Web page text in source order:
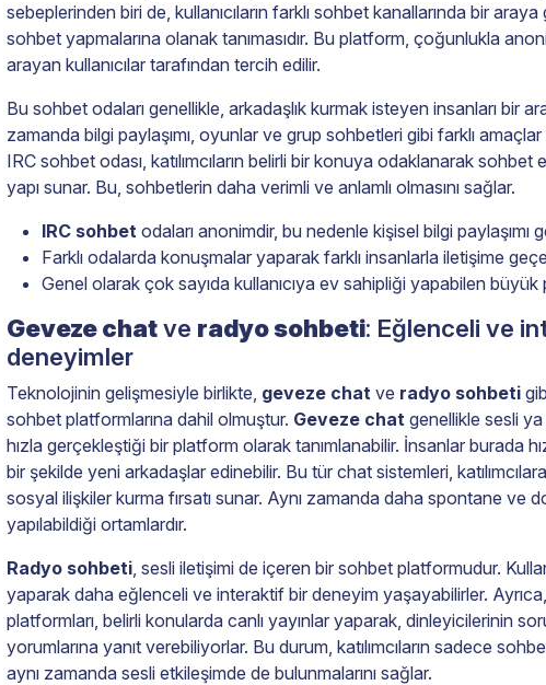
sebeplerinden biri de, kullanıcıların farklı sohbet kanallarında bir
sohbet yapmalarına olanak tanımasıdır. Bu platform, çoğunlukla
arayan kullanıcılar tarafından tercih edilir.
Bu sohbet odaları genellikle, arkadaşlık kurmak isteyen insanları bir
zamanda bilgi paylaşımı, oyunlar ve grup sohbetleri gibi farklı amaçlar
IRC sohbet odası, katılımcıların belirli bir konuya odaklanarak
yapı sunar. Bu, sohbetlerin daha verimli ve anlamlı olmasını sağlar.
IRC sohbet odaları anonimdir, bu nedenle kişisel bilgi paylaşımı
Farklı odalarda konuşmalar yaparak farklı insanlarla iletişime
Genel olarak çok sayıda kullanıcıya ev sahipliği yapabilen büyük
Geveze chatve radyo sohbeti: Eğlenceli ve
deneyimler
Teknolojinin gelişmesiyle birlikte, geveze chat ve radyo sohbeti
sohbet platformlarına dahil olmuştur. Geveze chat genellikle sesli ya
hızla gerçekleştiği bir platform olarak tanımlanabilir. İnsanlar burada
bir şekilde yeni arkadaşlar edinebilir. Bu tür chat sistemleri,
sosyal ilişkiler kurma fırsatı sunar. Aynı zamanda daha spontane ve
yapılabildiği ortamlardır.
Radyo sohbeti, sesli iletişimi de içeren bir sohbet platformudur.
yaparak daha eğlenceli ve interaktif bir deneyim yaşayabilirler.
platformları, belirli konularda canlı yayınlar yaparak, dinleyicilerinin
yorumlarına yanıt verebiliyorlar. Bu durum, katılımcıların sadece
aynı zamanda sesli etkileşimde de bulunmalarını sağlar.